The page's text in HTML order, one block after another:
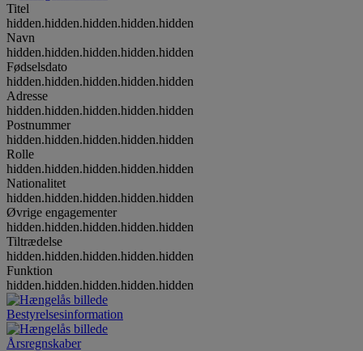
Titel
hidden.hidden.hidden.hidden.hidden
Navn
hidden.hidden.hidden.hidden.hidden
Fødselsdato
hidden.hidden.hidden.hidden.hidden
Adresse
hidden.hidden.hidden.hidden.hidden
Postnummer
hidden.hidden.hidden.hidden.hidden
Rolle
hidden.hidden.hidden.hidden.hidden
Nationalitet
hidden.hidden.hidden.hidden.hidden
Øvrige engagementer
hidden.hidden.hidden.hidden.hidden
Tiltrædelse
hidden.hidden.hidden.hidden.hidden
Funktion
hidden.hidden.hidden.hidden.hidden
Bestyrelsesinformation
Årsregnskaber